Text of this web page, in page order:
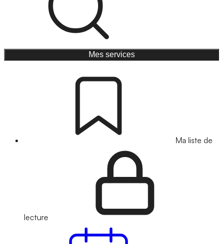
Mes services
Ma liste de
lecture